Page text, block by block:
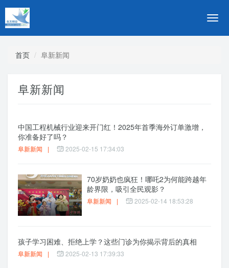
切
导
首页 阜新新闻
阜新新闻
中国工程机械行业迎来开门红！2025年首季海外订单激增，
你准备好了吗？
阜新新闻 | 2025-02-15 17:34:03
70岁奶奶也疯狂！哪吒2为何能跨越年
龄界限，吸引全民观影？
阜新新闻 | 2025-02-14 18:53:28
孩子学习困难、拒绝上学？这些门诊为你揭示背后的真相
阜新新闻 | 2025-02-13 17:39:33